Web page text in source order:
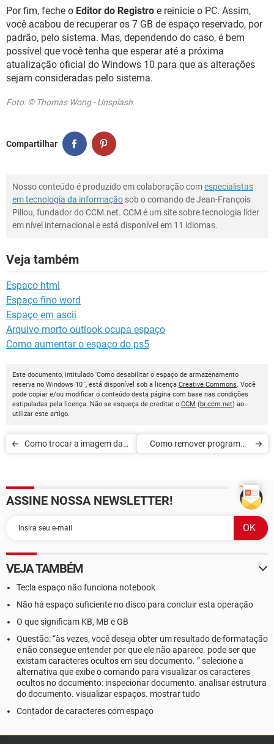
Por fim, feche o Editor do Registro e reinicie o PC. Assim,
você acabou de recuperar os 7 GB de espaço reservado, por
padrão, pelo sistema. Mas, dependendo do caso, é bem
possível que você tenha que esperar até a próxima
atualização oficial do Windows 10 para que as alterações
sejam consideradas pelo sistema.
Foto: © Thomas Wong - Unsplash.
Compartilhar
Nosso conteúdo é produzido em colaboração comespecialistas
em tecnologia da informação sob o comando de Jean-François
Pillou, fundador do CCM.net. CCM é um site sobre tecnologia líder
em nível internacional e está disponível em 11 idiomas.
Veja também
Espaco html
Espaço fino word
Espaço em ascii
Arquivo morto outlook ocupa espaço
Como aumentar o espaço do ps5
Este documento, intitulado 'Como desabilitar o espaço de armazenamento
reserva no Windows 10 ', está disponível sob a licença Creative Commons. Você
pode copiar e/ou modificar o conteúdo desta página com base nas condições
estipuladas pela licença. Não se esqueça de creditar o CCM (br.ccm.net) ao
utilizar este artigo.
Como trocar a imagem da
Como remover programas
ASSINE NOSSA NEWSLETTER!
VEJA TAMBÉM
Tecla espaço não funciona notebook
Não há espaço suficiente no disco para concluir esta operação
O que significam KB, MB e GB
Questão: “às vezes, você deseja obter um resultado de formatação
e não consegue entender por que ele não aparece. pode ser que
existam caracteres ocultos em seu documento. ” selecione a
alternativa que exibe o comando para visualizar os caracteres
ocultos no documento: inspecionar documento. analisar estrutura
do documento. visualizar espaços. mostrar tudo
Contador de caracteres com espaço